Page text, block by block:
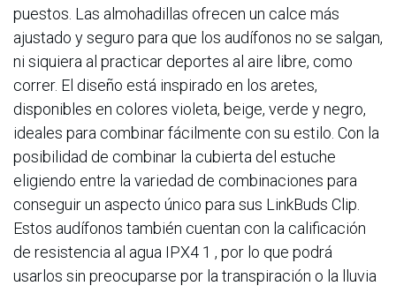
puestos. Las almohadillas ofrecen un calce más
ajustado y seguro para que los audífonos no se salgan,
ni siquiera al practicar deportes al aire libre, como
correr. El diseño está inspirado en los aretes,
disponibles en colores violeta, beige, verde y negro,
ideales para combinar fácilmente con su estilo. Con la
posibilidad de combinar la cubierta del estuche
eligiendo entre la variedad de combinaciones para
conseguir un aspecto único para sus LinkBuds Clip.
Estos audífonos también cuentan con la calificación
de resistencia al agua IPX4 1 , por lo que podrá
usarlos sin preocuparse por la transpiración o la lluvia